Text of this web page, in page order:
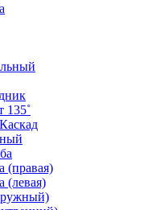
135˚
(правая)
(левая)